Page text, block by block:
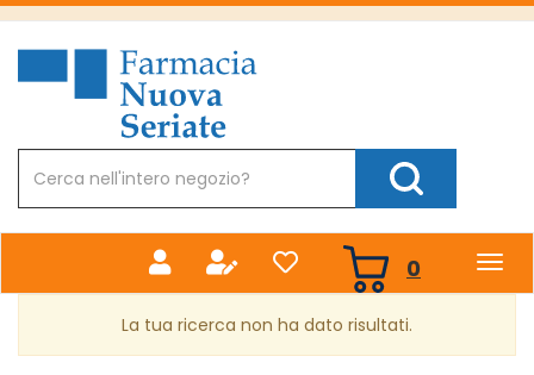
Passa
principale
Farmacia
Nuova
Prodotto
Cerca Prodotto
0 prodotti
inseriti
La tua ricerca non ha dato risultati.